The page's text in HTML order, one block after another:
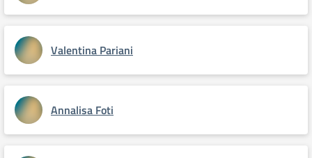
Valentina Pariani
Annalisa Foti